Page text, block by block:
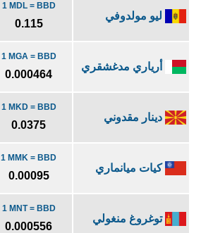
ليو مولدوفي
1 MDL = BBD
0.115
أرياري مدغشقري
1 MGA = BBD
0.000464
دينار مقدوني
1 MKD = BBD
0.0375
كيات ميانماري
1 MMK = BBD
0.00095
توغروغ منغولي
1 MNT = BBD
0.000556